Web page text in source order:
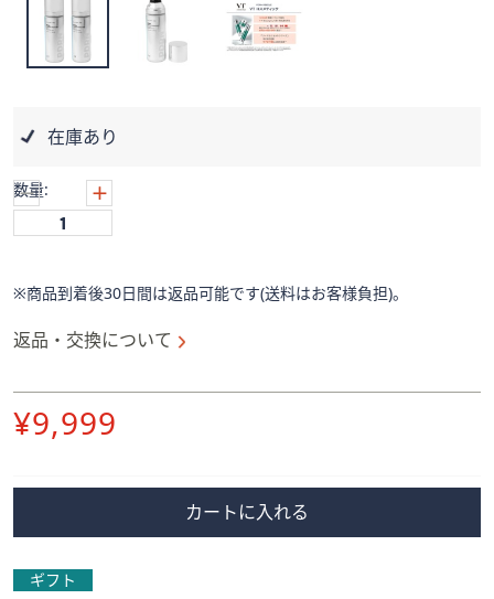
ス
プ
て
き
ま
在庫あり
数量:
※商品到着後30日間は返品可能です(送料はお客様負担)。
返品・交換について
削
¥9,999
カートに入れる
ギフト